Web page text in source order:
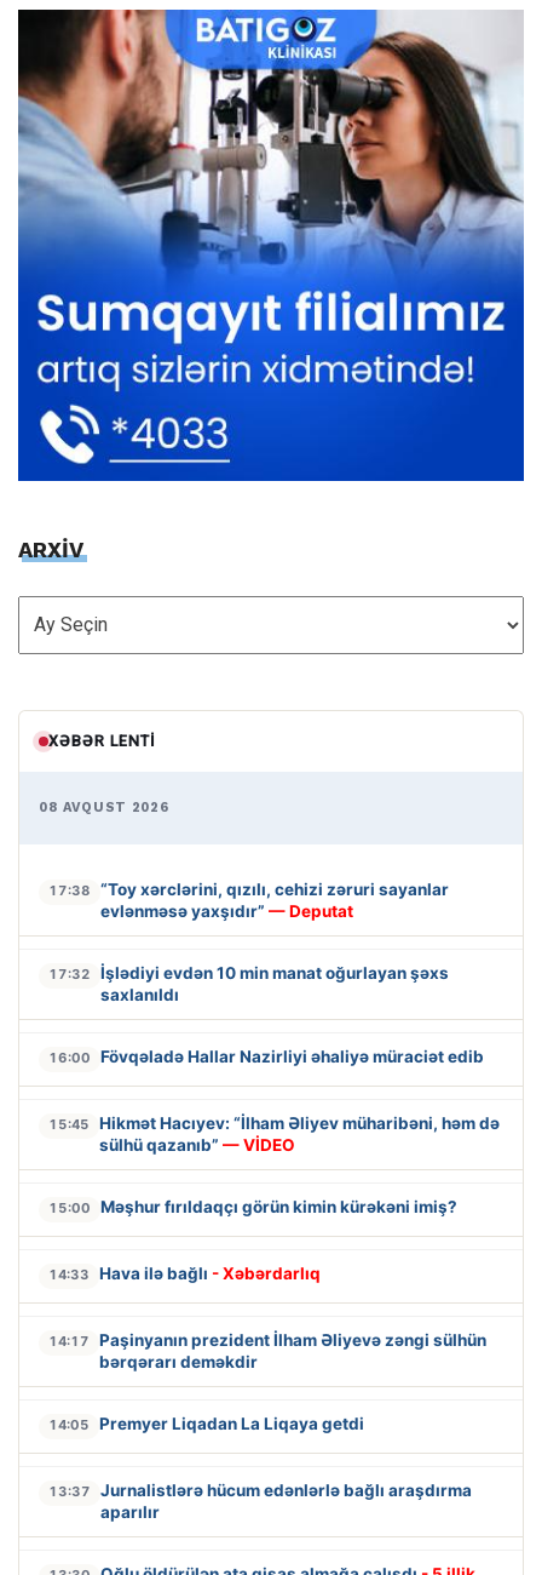
ARXİV
ARXİV
XƏBƏR LENTI
08 AVQUST 2026
17:38
“Toy xərclərini, qızılı, cehizi zəruri sayanlar
evlənməsə yaxşıdır” — Deputat
17:32
İşlədiyi evdən 10 min manat oğurlayan şəxs
saxlanıldı
16:00 Fövqəladə Hallar Nazirliyi əhaliyə müraciət edib
15:45
Hikmət Hacıyev: “İlham Əliyev müharibəni, həm də
sülhü qazanıb” — VİDEO
15:00 Məşhur fırıldaqçı görün kimin kürəkəni imiş?
14:33 Hava ilə bağlı - Xəbərdarlıq
14:17
Paşinyanın prezident İlham Əliyevə zəngi sülhün
bərqərarı deməkdir
14:05 Premyer Liqadan La Liqaya getdi
13:37
Jurnalistlərə hücum edənlərlə bağlı araşdırma
aparılır